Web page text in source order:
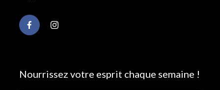
Nourrissez votre esprit chaque semaine !